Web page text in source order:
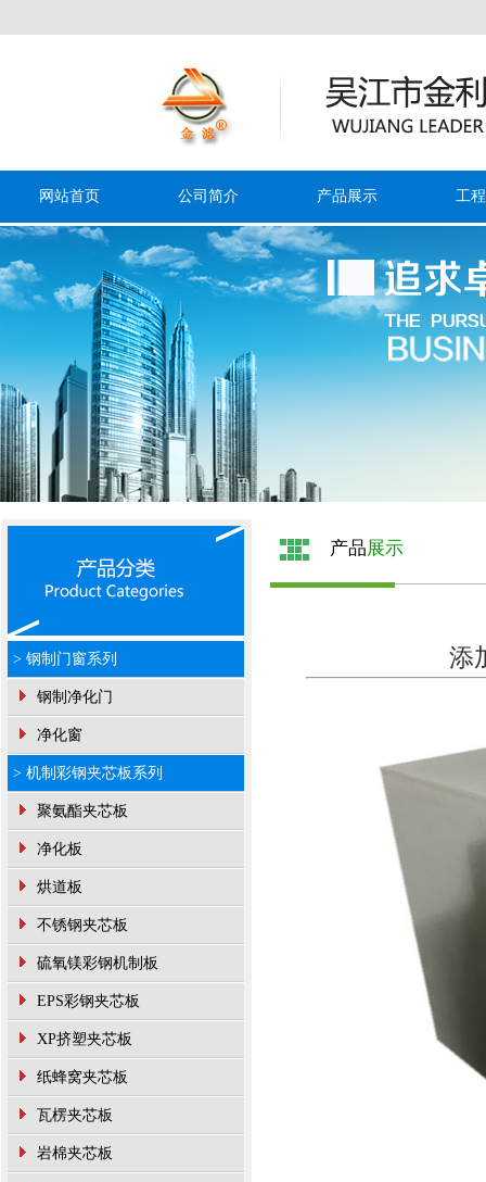
网站首页 公司简介 产品展示 工
> 钢制门窗系列
钢制净化门
净化窗
> 机制彩钢夹芯板系列
聚氨酯夹芯板
净化板
烘道板
不锈钢夹芯板
硫氧镁彩钢机制板
EPS彩钢夹芯板
XP挤塑夹芯板
纸蜂窝夹芯板
瓦楞夹芯板
岩棉夹芯板
产品展示
添